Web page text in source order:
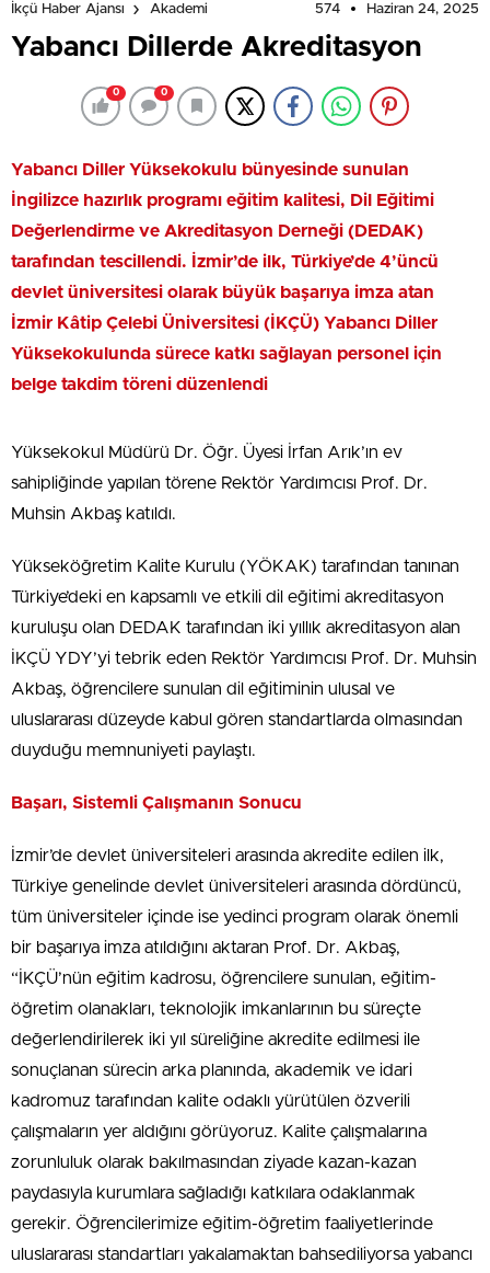
İkçü Haber Ajansı Akademi 574 Haziran 24, 2025
Yabancı Dillerde Akreditasyon
0 0
Yabancı Diller Yüksekokulu bünyesinde sunulan
İngilizce hazırlık programı eğitim kalitesi, Dil Eğitimi
Değerlendirme ve Akreditasyon Derneği (DEDAK)
tarafından tescillendi. İzmir’de ilk, Türkiye’de 4’üncü
devlet üniversitesi olarak büyük başarıya imza atan
İzmir Kâtip Çelebi Üniversitesi (İKÇÜ) Yabancı Diller
Yüksekokulunda sürece katkı sağlayan personel için
belge takdim töreni düzenlendi
Yüksekokul Müdürü Dr. Öğr. Üyesi İrfan Arık’ın ev
sahipliğinde yapılan törene Rektör Yardımcısı Prof. Dr.
Muhsin Akbaş katıldı.
Yükseköğretim Kalite Kurulu (YÖKAK) tarafından tanınan
Türkiye’deki en kapsamlı ve etkili dil eğitimi akreditasyon
kuruluşu olan DEDAK tarafından iki yıllık akreditasyon alan
İKÇÜ YDY’yi tebrik eden Rektör Yardımcısı Prof. Dr. Muhsin
Akbaş, öğrencilere sunulan dil eğitiminin ulusal ve
uluslararası düzeyde kabul gören standartlarda olmasından
duyduğu memnuniyeti paylaştı.
Başarı, Sistemli Çalışmanın Sonucu
İzmir’de devlet üniversiteleri arasında akredite edilen ilk,
Türkiye genelinde devlet üniversiteleri arasında dördüncü,
tüm üniversiteler içinde ise yedinci program olarak önemli
bir başarıya imza atıldığını aktaran Prof. Dr. Akbaş,
“İKÇÜ’nün eğitim kadrosu, öğrencilere sunulan, eğitim-
öğretim olanakları, teknolojik imkanlarının bu süreçte
değerlendirilerek iki yıl süreliğine akredite edilmesi ile
sonuçlanan sürecin arka planında, akademik ve idari
kadromuz tarafından kalite odaklı yürütülen özverili
çalışmaların yer aldığını görüyoruz. Kalite çalışmalarına
zorunluluk olarak bakılmasından ziyade kazan-kazan
paydasıyla kurumlara sağladığı katkılara odaklanmak
gerekir. Öğrencilerimize eğitim-öğretim faaliyetlerinde
uluslararası standartları yakalamaktan bahsediliyorsa yabancı